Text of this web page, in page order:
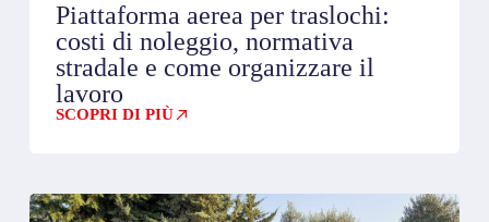
Piattaforma aerea per traslochi:
costi di noleggio, normativa
stradale e come organizzare il
lavoro
SCOPRI DI PIÙ